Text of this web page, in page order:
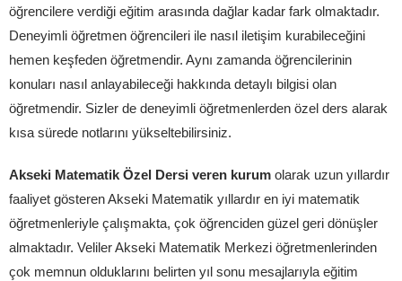
öğrencilere verdiği eğitim arasında dağlar kadar fark olmaktadır.
Deneyimli öğretmen öğrencileri ile nasıl iletişim kurabileceğini
hemen keşfeden öğretmendir. Aynı zamanda öğrencilerinin
konuları nasıl anlayabileceği hakkında detaylı bilgisi olan
öğretmendir. Sizler de deneyimli öğretmenlerden özel ders alarak
kısa sürede notlarını yükseltebilirsiniz.
Akseki Matematik Özel Dersi veren kurum olarak uzun yıllardır
faaliyet gösteren Akseki Matematik yıllardır en iyi matematik
öğretmenleriyle çalışmakta, çok öğrenciden güzel geri dönüşler
almaktadır. Veliler Akseki Matematik Merkezi öğretmenlerinden
çok memnun olduklarını belirten yıl sonu mesajlarıyla eğitim